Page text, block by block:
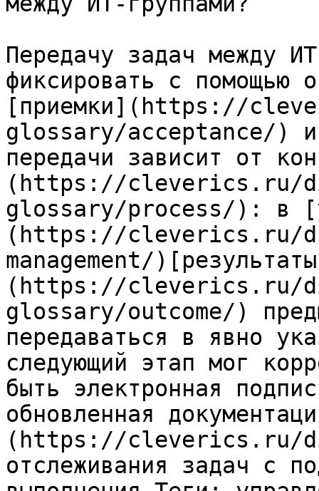
Передачу задач между
фиксировать с помощью
[приемки](https://
glossary/acceptance/) и
передачи зависит от
(https://cleverics.ru/
glossary/process/): в
(https://cleverics.ru/
management/
(https://cleverics.ru/
glossary/outcome/)
передаваться в явно
следующий этап мог
быть электронная
обновленная
(https://cleverics.ru/
отслеживания задач с